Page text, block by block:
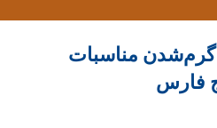
گرم‌شدن مناسبات
فارس